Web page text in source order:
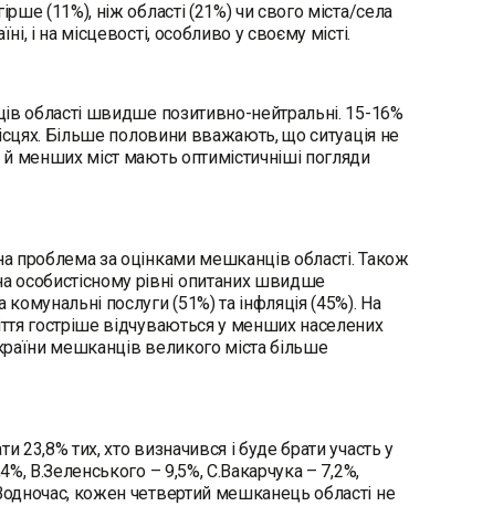
(11%), ніж області (21%) чи свого міста/села
і на місцевості, особливо у своєму місті.
області швидше позитивно-нейтральні. 15-16%
Більше половини вважають, що ситуація не
й менших міст мають оптимістичніші погляди
проблема за оцінками мешканців області. Також
рівні опитаних швидше
послуги (51%) та інфляція (45%). На
гостріше відчуваються у менших населених
мешканців великого міста більше
тих, хто визначився і буде брати участь у
В.Зеленського – 9,5%, С.Вакарчука – 7,2%,
кожен четвертий мешканець області не